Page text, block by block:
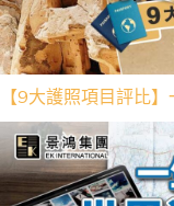
【9大護照項目評比